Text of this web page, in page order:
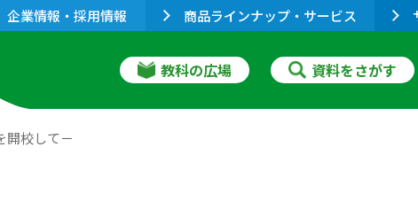
企業情報・採用情報 商品ラインナップ・サービス
教科の広場 資料をさがす
開校して－